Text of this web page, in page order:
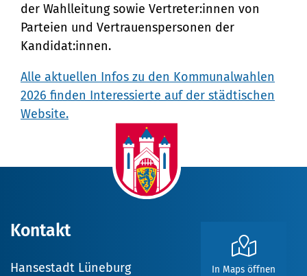
der Wahlleitung sowie Vertreter:innen von
Parteien und Vertrauenspersonen der
Kandidat:innen.
Alle aktuellen Infos zu den Kommunalwahlen
2026 finden Interessierte auf der städtischen
Website.
In Maps öffnen
Kontakt
Hansestadt Lüneburg